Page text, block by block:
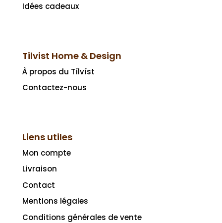
Idées cadeaux
Tilvist Home & Design
À propos du Tílvíst
Contactez-nous
Liens utiles
Mon compte
Livraison
Contact
Mentions légales
Conditions générales de vente